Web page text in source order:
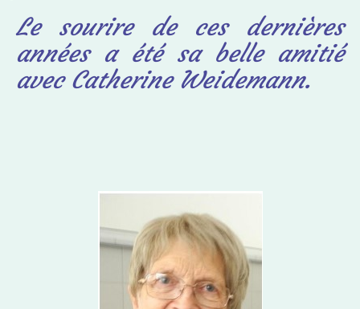
Le sourire de ces dernières
années a été sa belle amitié
avec Catherine Weidemann.